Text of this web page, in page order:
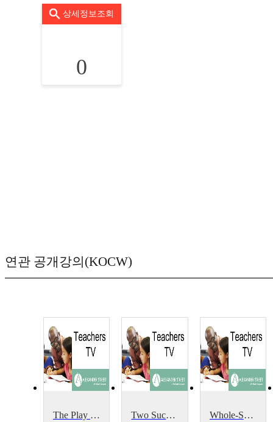
상세정보조회
0
연관 공개강의(KOCW)
The Play Project Two Successful Projects Whole-School Portrait Project